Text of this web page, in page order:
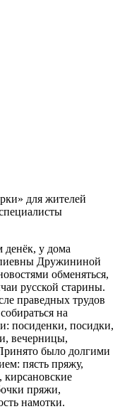
для жителей
денёк, у дома
Дружининой
обменяться,
русской старины.
праведных трудов
на
посиденки, посидки,
вечерницы,
было долгими
пясть пряжу,
кирсановские
пряжи,
намотки.